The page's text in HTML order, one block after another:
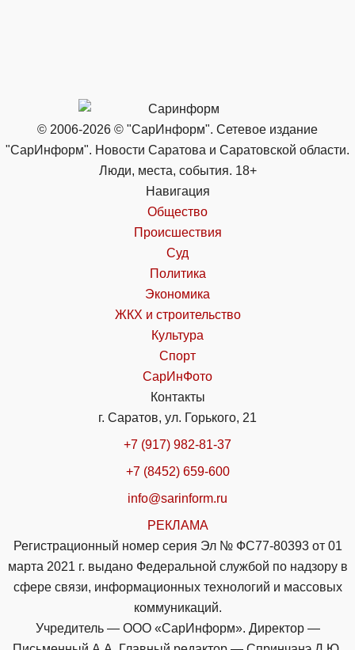
© 2006-2026 © "СарИнформ". Сетевое издание
"СарИнформ". Новости Саратова и Саратовской области.
Люди, места, события. 18+
Навигация
Общество
Происшествия
Суд
Политика
Экономика
ЖКХ и строительство
Культура
Спорт
СарИнФото
Контакты
г. Саратов, ул. Горького, 21
+7 (917) 982-81-37
+7 (8452) 659-600
info@sarinform.ru
РЕКЛАМА
Регистрационный номер серия Эл № ФС77-80393 от 01
марта 2021 г. выдано Федеральной службой по надзору в
сфере связи, информационных технологий и массовых
коммуникаций.
Учредитель — ООО «СарИнформ». Директор —